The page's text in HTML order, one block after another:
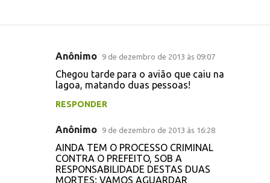
Anônimo 9 de dezembro de 2013 às 09:07
Chegou tarde para o avião que caiu na
lagoa, matando duas pessoas!
RESPONDER
Anônimo 9 de dezembro de 2013 às 16:28
AINDA TEM O PROCESSO CRIMINAL
CONTRA O PREFEITO, SOB A
RESPONSABILIDADE DESTAS DUAS
MORTES; VAMOS AGUARDAR